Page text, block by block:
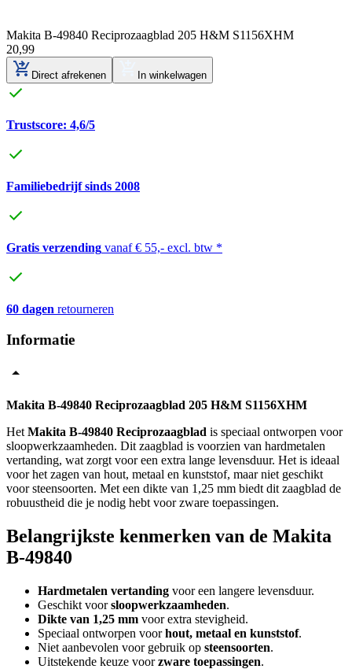
Makita B-49840 Reciprozaagblad 205 H&M S1156XHM
20,99
Direct afrekenen In winkelwagen
Trustscore: 4,6/5
Familiebedrijf sinds 2008
Gratis verzending vanaf € 55,- excl. btw *
60 dagen retourneren
Informatie
Makita B-49840 Reciprozaagblad 205 H&M S1156XHM
Het Makita B-49840 Reciprozaagblad is speciaal ontworpen voor
sloopwerkzaamheden. Dit zaagblad is voorzien van hardmetalen
vertanding, wat zorgt voor een extra lange levensduur. Het is ideaal
voor het zagen van hout, metaal en kunststof, maar niet geschikt
voor steensoorten. Met een dikte van 1,25 mm biedt dit zaagblad de
robuustheid die je nodig hebt voor zware toepassingen.
Belangrijkste kenmerken van de Makita
B-49840
Hardmetalen vertanding voor een langere levensduur.
Geschikt voorsloopwerkzaamheden.
Dikte van 1,25 mm voor extra stevigheid.
Speciaal ontworpen voorhout, metaal en kunststof.
Niet aanbevolen voor gebruik op steensoorten.
Uitstekende keuze voorzware toepassingen.